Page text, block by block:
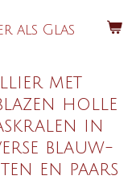
als Glas
met
holle
in
blauw-
en paars